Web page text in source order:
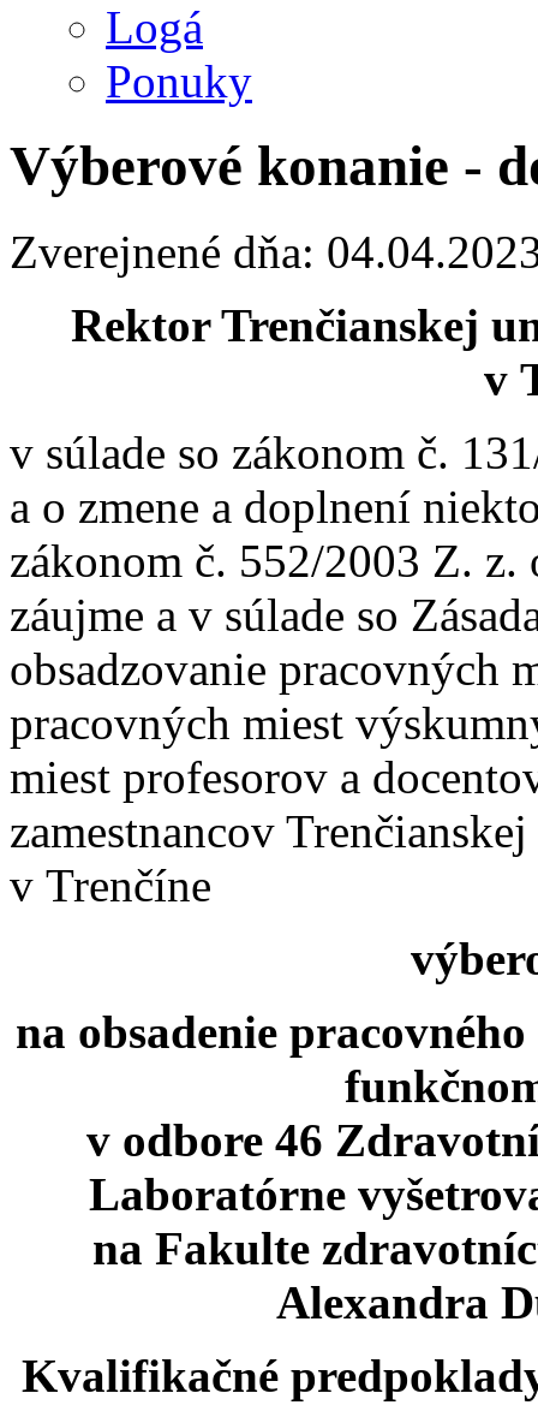
Logá
Ponuky
Výberové konanie -
Zverejnené dňa:
Rektor Trenčianskej
v
v súlade so zákonom č.
a o zmene a doplnení
zákonom č. 552/2003 Z.
záujme a v súlade so
obsadzovanie pracovných
pracovných miest
miest profesorov a
zamestnancov
v Trenčíne
na obsadenie
v odbore 46
Laboratórne
na Fakulte
Alexandra
Kvalifikačné